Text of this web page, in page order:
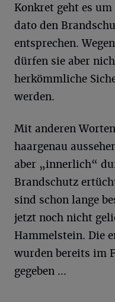
Konkret geht es
dato den
entsprechen.
dürfen sie aber
herkömmliche
werden.
Mit anderen
haargenau
aber „innerlich“
Brandschutz
sind schon lange
jetzt noch nicht
Hammelstein. Die
wurden bereits im
gegeben ...